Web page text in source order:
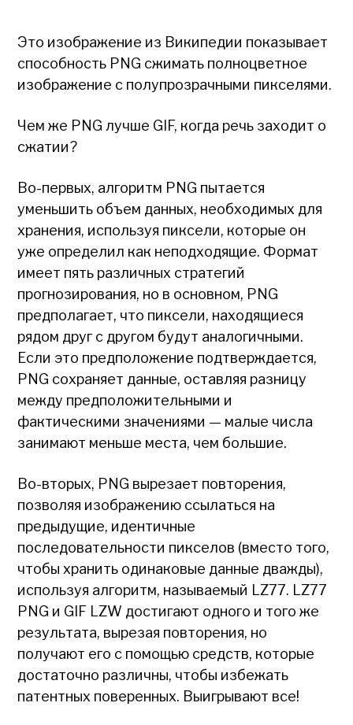
Это изображение из Википедии показывает
способность PNG сжимать полноцветное
изображение с полупрозрачными пикселями.
Чем же PNG лучше GIF, когда речь заходит о
сжатии?
Во-первых, алгоритм PNG пытается
уменьшить объем данных, необходимых для
хранения, используя пиксели, которые он
уже определил как неподходящие. Формат
имеет пять различных стратегий
прогнозирования, но в основном, PNG
предполагает, что пиксели, находящиеся
рядом друг с другом будут аналогичными.
Если это предположение подтверждается,
PNG сохраняет данные, оставляя разницу
между предположительными и
фактическими значениями — малые числа
занимают меньше места, чем большие.
Во-вторых, PNG вырезает повторения,
позволяя изображению ссылаться на
предыдущие, идентичные
последовательности пикселов (вместо того,
чтобы хранить одинаковые данные дважды),
используя алгоритм, называемый LZ77. LZ77
PNG и GIF LZW достигают одного и того же
результата, вырезая повторения, но
получают его с помощью средств, которые
достаточно различны, чтобы избежать
патентных поверенных. Выигрывают все!